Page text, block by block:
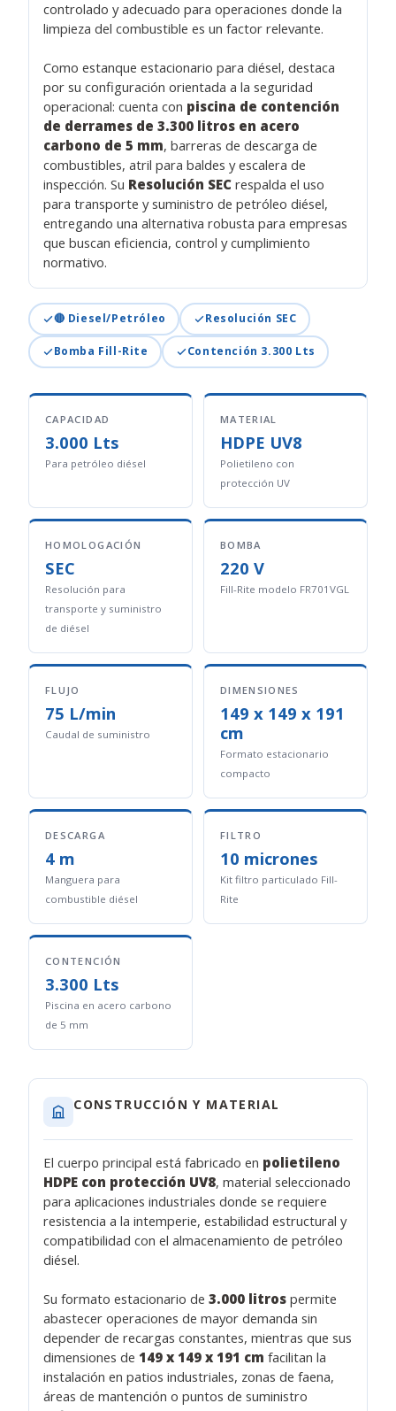
controlado y adecuado para operaciones donde la
limpieza del combustible es un factor relevante.
Como estanque estacionario para diésel, destaca
por su configuración orientada a la seguridad
operacional: cuenta con piscina de contención
de derrames de 3.300 litros en acero
carbono de 5 mm, barreras de descarga de
combustibles, atril para baldes y escalera de
inspección. Su Resolución SEC respalda el uso
para transporte y suministro de petróleo diésel,
entregando una alternativa robusta para empresas
que buscan eficiencia, control y cumplimiento
normativo.
🔴 Diesel/Petróleo Resolución SEC
Bomba Fill-Rite Contención 3.300 Lts
CAPACIDAD
3.000 Lts
Para petróleo diésel
MATERIAL
HDPE UV8
Polietileno con
protección UV
HOMOLOGACIÓN
SEC
Resolución para
transporte y suministro
de diésel
BOMBA
220 V
Fill-Rite modelo FR701VGL
FLUJO
75 L/min
Caudal de suministro
DIMENSIONES
149 x 149 x 191
cm
Formato estacionario
compacto
DESCARGA
4 m
Manguera para
combustible diésel
FILTRO
10 micrones
Kit filtro particulado Fill-
Rite
CONTENCIÓN
3.300 Lts
Piscina en acero carbono
de 5 mm
CONSTRUCCIÓN Y MATERIAL
El cuerpo principal está fabricado en polietileno
HDPE con protección UV8, material seleccionado
para aplicaciones industriales donde se requiere
resistencia a la intemperie, estabilidad estructural y
compatibilidad con el almacenamiento de petróleo
diésel.
Su formato estacionario de3.000 litros permite
abastecer operaciones de mayor demanda sin
depender de recargas constantes, mientras que sus
dimensiones de 149 x 149 x 191 cm facilitan la
instalación en patios industriales, zonas de faena,
áreas de mantención o puntos de suministro